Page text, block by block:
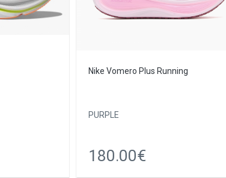
Nike Vomero Plus Running
PURPLE
180.00€